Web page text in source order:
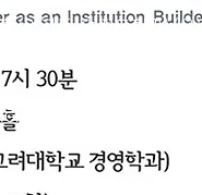
(연지동, 여전도회관) (우)
RESERVED